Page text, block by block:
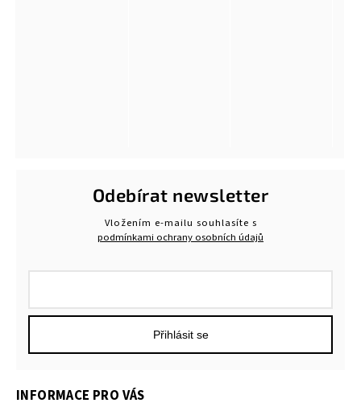
INFORMACE PRO VÁS
Odebírat newsletter
Vložením e-mailu souhlasíte s
podmínkami ochrany osobních údajů
Přihlásit se